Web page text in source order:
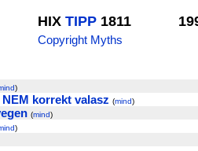
HIX TIPP 1811
Copyright Myths
)
korrekt valasz (mind)
(mind)
)